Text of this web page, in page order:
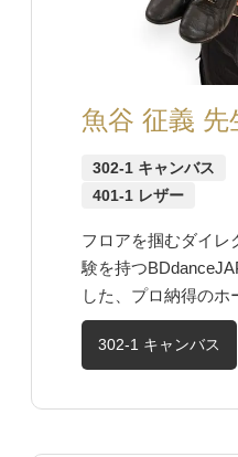
魚谷 征義 先
302-1 キャンバス
401-1 レザー
フロアを掴むダイレ
験を持つ
した、プロ納得のホ
302-1 キャンバス